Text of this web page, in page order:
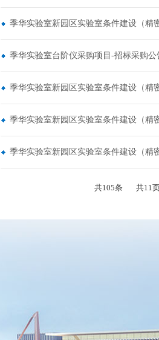
季华实验室新园区实验室条件建设（精
季华实验室台阶仪采购项目-招标采购公
季华实验室新园区实验室条件建设（精
季华实验室新园区实验室条件建设（精
季华实验室新园区实验室条件建设（精
共105条 共11